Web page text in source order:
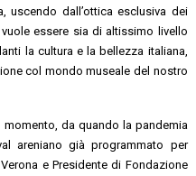
uscendo dall’ottica esclusiva dei
essere sia di altissimo livello
la cultura e la bellezza italiana,
col mondo museale del nostro
da quando la pandemia
areniano già programmato per
e Presidente di Fondazione